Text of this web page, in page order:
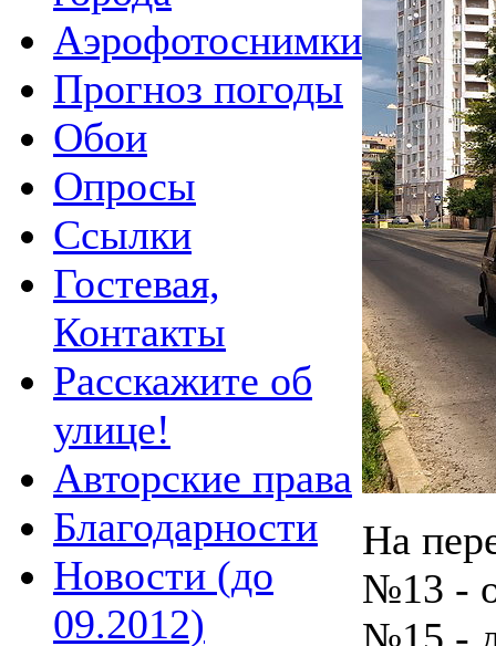
Аэрофотоснимки
Прогноз погоды
Обои
Опросы
Ссылки
Гостевая,
Контакты
Расскажите об
улице!
Авторские права
Благодарности
Новости (до
09.2012)
На
№13 -